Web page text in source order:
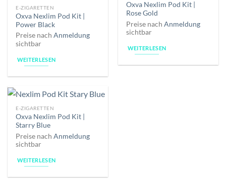
E-ZIGARETTEN
Oxva Nexlim Pod Kit |
Power Black
Preise nachAnmeldung
sichtbar
WEITERLESEN
Oxva Nexlim Pod Kit |
Rose Gold
Preise nachAnmeldung
sichtbar
WEITERLESEN
E-ZIGARETTEN
Oxva Nexlim Pod Kit |
Starry Blue
Preise nachAnmeldung
sichtbar
WEITERLESEN